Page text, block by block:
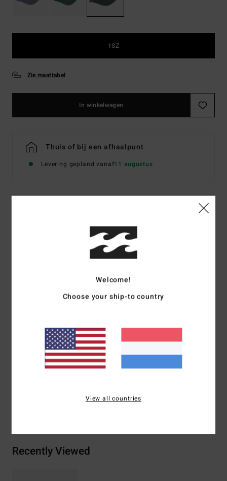
1SZ
Zie maattabel
In winkelwagen
Thuis of bij een afhaalpunt
Levering gepland vanaf11 augustus
Heren Beige Cap met Schuifsluiting Achterop
Kleurcodekha
Ongestructureerd low profile model met 5 panden
Gerecyclede stof:gerecycled polyester
Samenstelling[Hoofdstof] 100% gerecycled polyester
Recently Viewed
Welcome!
Choose your ship-to country
View all countries